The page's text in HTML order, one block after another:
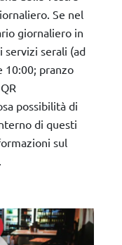
Se nel
giornaliero in
servizi serali (ad
10:00; pranzo
possibilità di
di questi
sul